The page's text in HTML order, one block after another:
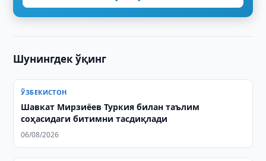
Шунингдек ўқинг
ЎЗБЕКИСТОН
Шавкат Мирзиёев Туркия билан таълим
соҳасидаги битимни тасдиқлади
06/08/2026